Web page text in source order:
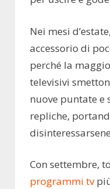
Nei mesi
accessorio di
perché la
televisivi
nuove puntate
repliche,
Con settembre,
programmi tv